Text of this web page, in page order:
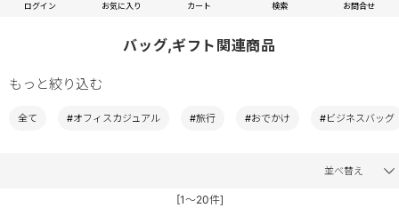
ログイン お気に入り カート 検索 お問合せ
バッグ,ギフト関連商品
もっと絞り込む
全て #オフィスカジュアル #旅行 #おでかけ #ビジネスバッグ
並べ替え
[1～20件]